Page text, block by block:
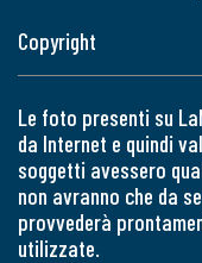
Copyright
Le foto presenti su
da Internet e quindi
soggetti avessero
non avranno che da
provvederà
utilizzate.